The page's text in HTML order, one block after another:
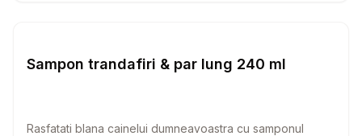
Diverse Igiena Caini
Sampon trandafiri & par lung 240 ml
Rasfatati blana cainelui dumneavoastra cu samponul